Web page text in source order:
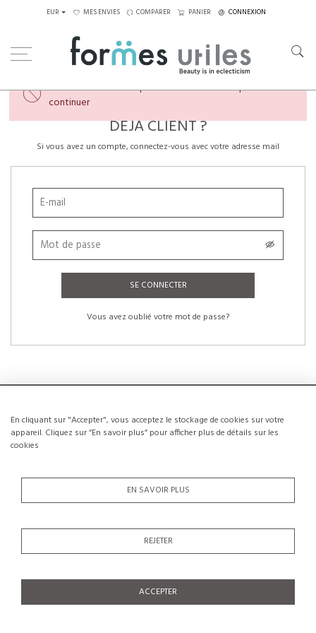
En cliquant sur "Accepter", vous acceptez le stockage de cookies sur votre
appareil. Cliquez sur “En savoir plus” pour afficher plus de détails sur les
cookies
EN SAVOIR PLUS
REJETER
ACCEPTER
EUR MES ENVIES COMPARER PANIER CONNEXION
Veuillez créer un compte ou vous connecter pour
continuer
DÉJÀ CLIENT ?
Si vous avez un compte, connectez-vous avec votre adresse mail
SE CONNECTER
Vous avez oublié votre mot de passe?
NOUVEAUX CLIENTS
La création d’un compte a de nombreux avantages: sauvegarder la liste de vos
CRÉER UN COMPTE